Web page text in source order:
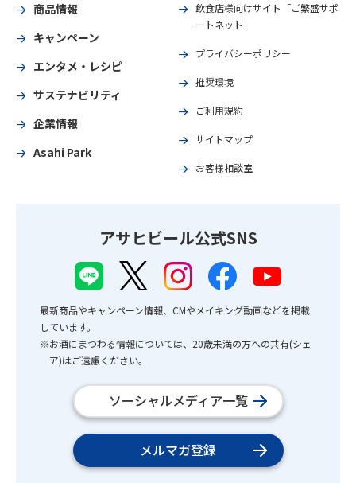
商品情報
キャンペーン
エンタメ・レシピ
サステナビリティ
企業情報
Asahi Park
飲食店様向けサイト「ご繁盛サポ
ートネット」
プライバシーポリシー
推奨環境
ご利用規約
サイトマップ
お客様相談室
アサヒビール公式SNS
最新商品やキャンペーン情報、CMやメイキング動画などを掲載
しています。
※お酒にまつわる情報については、20歳未満の方への共有(シェ
ア)はご遠慮ください。
ソーシャルメディア一覧
メルマガ登録